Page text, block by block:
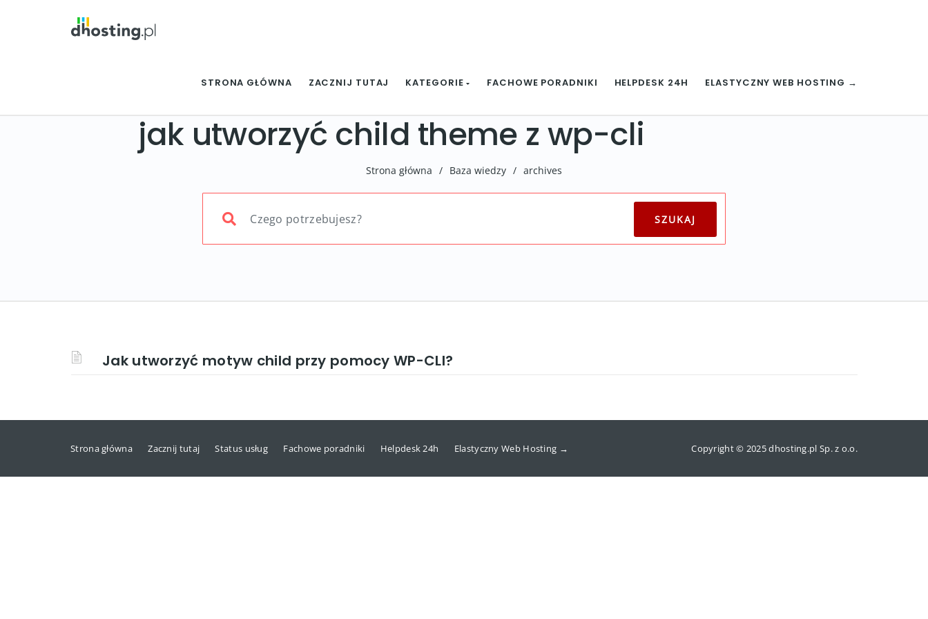
STRONA GŁÓWNA ZACZNIJ TUTAJ KATEGORIE FACHOWE PORADNIKI HELPDESK 24H ELASTYCZNY WEB HOSTING →
jak utworzyć child theme z wp-cli
Strona główna / Baza wiedzy / archives
Jak utworzyć motyw child przy pomocy WP-CLI?
Strona główna Zacznij tutaj Status usług Fachowe poradniki Helpdesk 24h Elastyczny Web Hosting → Copyright © 2025 dhosting.pl Sp. z o.o.